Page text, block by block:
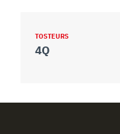
TOSTEURS
4Q